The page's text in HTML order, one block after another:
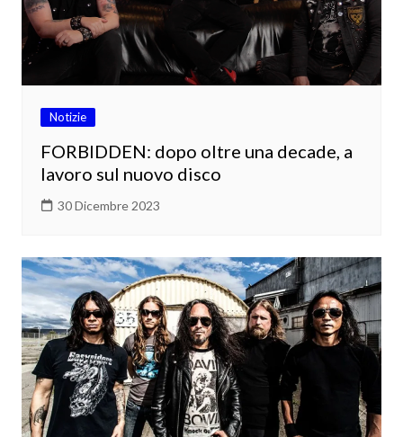
Notizie
FORBIDDEN: dopo oltre una decade, a
lavoro sul nuovo disco
30 Dicembre 2023